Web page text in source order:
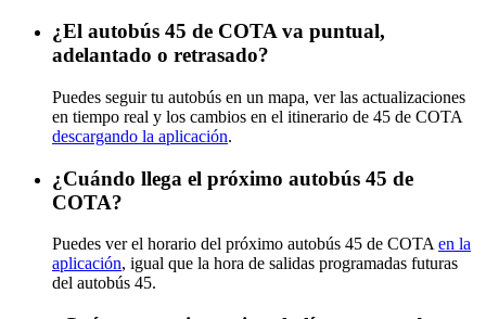
¿El autobús 45 de COTA va puntual,
adelantado o retrasado?
Puedes seguir tu autobús en un mapa, ver las actualizaciones
en tiempo real y los cambios en el itinerario de 45 de COTA
descargando la aplicación.
¿Cuándo llega el próximo autobús 45 de
COTA?
Puedes ver el horario del próximo autobús 45 de COTA en la
aplicación, igual que la hora de salidas programadas futuras
del autobús 45.